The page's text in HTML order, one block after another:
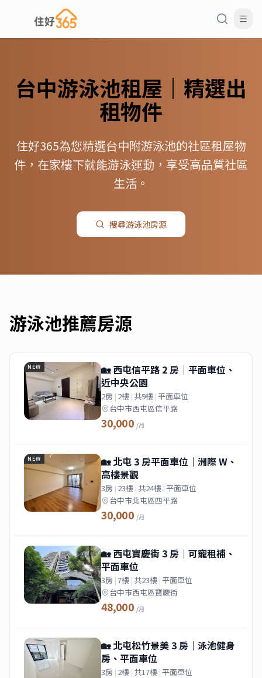
台中游泳池租屋｜精選出
租物件
住好365為您精選台中附游泳池的社區租屋物
件，在家樓下就能游泳運動，享受高品質社區
生活。
搜尋游泳池房源
游泳池推薦房源
NEW
🏡 西屯信平路 2 房｜平面車位、
近中央公園
2房 | 2樓 | 共9樓 |平面車位
台中市西屯區信平路
30,000 /月
NEW
🏡 北屯 3 房平面車位｜洲際 W、
高樓景觀
3房 | 23樓 | 共24樓 |平面車位
台中市北屯區四平路
30,000 /月
🏡 西屯寶慶街 3 房｜可寵租補、
平面車位
3房 | 7樓 | 共23樓 |平面車位
台中市西屯區寶慶街
48,000 /月
🏡 北屯松竹景美 3 房｜泳池健身
房、平面車位
3房 | 2樓 | 共17樓 |平面車位